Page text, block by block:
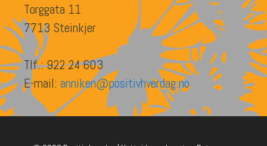
Torggata 11
7713 Steinkjer
Tlf.: 922 24 603
E-mail: anniken@positivhverdag.no